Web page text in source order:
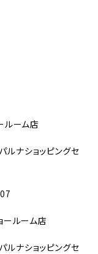
ルーム店
ルナショッピングセ
ールーム店
ルナショッピングセ